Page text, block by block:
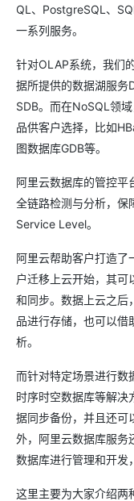
QL、PostgreSQL、
一系列服务。
针对OLAP系统，我们
据所提供的数据湖服务
SDB。而在NoSQL领
品供客户选择，比如
图数据库GDB等。
阿里云数据库的管控平
全链路检测与分析，保
Service Level。
阿里云帮助客户打造了
户迁移上云开始，其可
和同步。数据上云之后
品进行存储，也可以
析。
而针对特定场景进行数
时序时空数据库等解决
据同步备份，并且还可
外，阿里云数据库服务
数据库进行管理和开发
这里主要为大家介绍两